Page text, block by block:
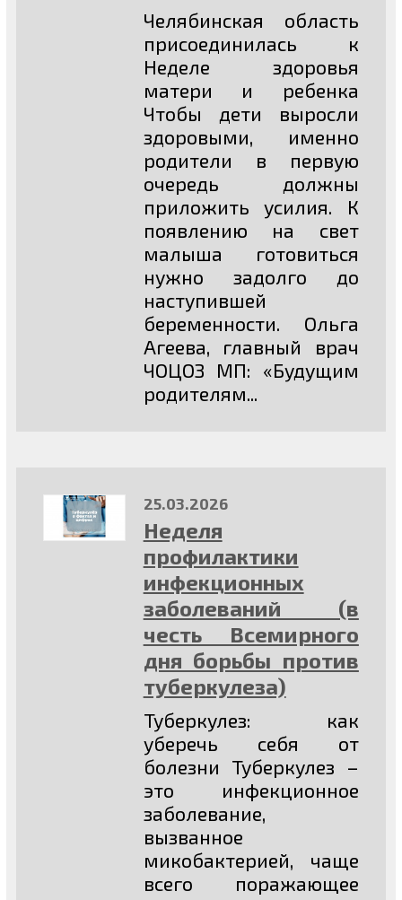
Челябинская область
присоединилась к
Неделе здоровья
матери и ребенка
Чтобы дети выросли
здоровыми, именно
родители в первую
очередь должны
приложить усилия. К
появлению на свет
малыша готовиться
нужно задолго до
наступившей
беременности. Ольга
Агеева, главный врач
ЧОЦОЗ МП: «Будущим
родителям...
25.03.2026
Неделя
профилактики
инфекционных
заболеваний (в
честь Всемирного
дня борьбы против
туберкулеза)
Туберкулез: как
уберечь себя от
болезни Туберкулез –
это инфекционное
заболевание,
вызванное
микобактерией, чаще
всего поражающее